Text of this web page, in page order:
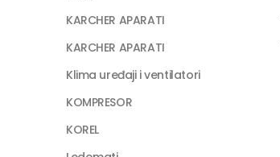
KARCHER APARATI
KARCHER APARATI
Klima uređaji i ventilatori
KOMPRESOR
KOREL